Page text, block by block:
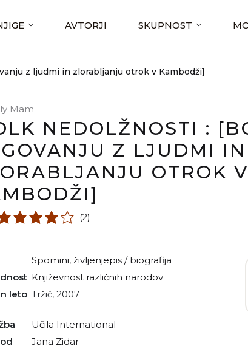
AVTORJI SKUPNOST
z ljudmi in zlorabljanju otrok v Kambodži]
Mam
NEDOLŽNOSTI :
Z LJUDMI IN
OTROK V
(2)
spomini, življenjepis / biografija
Književnost različnih narodov
Tržič, 2007
Učila International
Jana Zidar